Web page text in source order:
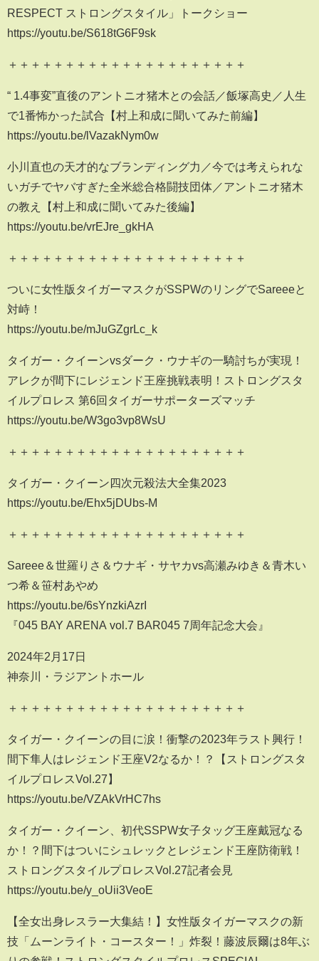
RESPECT ストロングスタイル」トークショー
https://youtu.be/S618tG6F9sk
＋＋＋＋＋＋＋＋＋＋＋＋＋＋＋＋＋＋＋＋＋
“ 1.4事変”直後のアントニオ猪木 との会話／飯塚高史／人生
で1番怖かった試合【村上和成に聞いてみた前編】
https://youtu.be/lVazakNym0w
小川直也の天才的なブランディング力／今では考えられな
いガチでヤバすぎた全米総合格闘技団体／アントニオ猪木
の教え【村上和成に聞いてみた後編】
https://youtu.be/vrEJre_gkHA
＋＋＋＋＋＋＋＋＋＋＋＋＋＋＋＋＋＋＋＋＋
ついに女性版タイガーマスクがSSPWのリングでSareeeと
対峙！
https://youtu.be/mJuGZgrLc_k
タイガー・クイーンvsダーク・ウナギの一騎討ちが実現！
アレクが間下にレジェンド王座挑戦表明！ストロングスタ
イルプロレス 第6回タイガーサポーターズマッチ
https://youtu.be/W3go3vp8WsU
＋＋＋＋＋＋＋＋＋＋＋＋＋＋＋＋＋＋＋＋＋
タイガー・クイーン四次元殺法大全集2023
https://youtu.be/Ehx5jDUbs-M
＋＋＋＋＋＋＋＋＋＋＋＋＋＋＋＋＋＋＋＋＋
Sareee＆世羅りさ＆ウナギ・サヤカvs高瀬みゆき＆青木い
つ希＆笹村あやめ
https://youtu.be/6sYnzkiAzrI
『045 BAY ARENA vol.7 BAR045 7周年記念大会』
2024年2月17日
神奈川・ラジアントホール
＋＋＋＋＋＋＋＋＋＋＋＋＋＋＋＋＋＋＋＋＋
タイガー・クイーンの目に涙！衝撃の2023年ラスト興行！
間下隼人はレジェンド王座V2なるか！？【ストロングスタ
イルプロレスVol.27】
https://youtu.be/VZAkVrHC7hs
タイガー・クイーン、初代SSPW女子タッグ王座戴冠なる
か！？間下はついにシュレックとレジェンド王座防衛戦！
ストロングスタイルプロレスVol.27記者会見
https://youtu.be/y_oUii3VeoE
【全女出身レスラー大集結！】女性版タイガーマスクの新
技「ムーンライト・コースター！」炸裂！藤波辰爾は8年ぶ